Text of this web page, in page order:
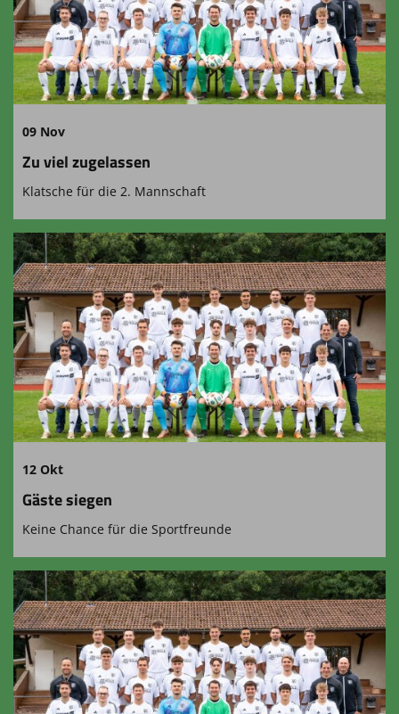
09 Nov
Zu viel zugelassen
Klatsche für die 2. Mannschaft
12 Okt
Gäste siegen
Keine Chance für die Sportfreunde